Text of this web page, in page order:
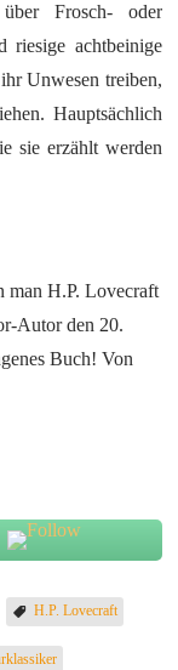
Frosch- oder
riesige achtbeinige
Unwesen treiben,
Hauptsächlich
sie erzählt werden
man H.P. Lovecraft
Autor den 20.
Buch! Von
H.P. Lovecraft